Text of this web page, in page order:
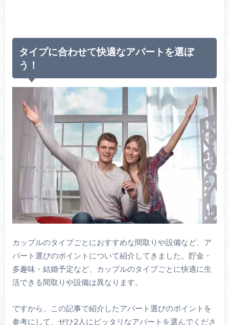
タイプに合わせて快適なアパートを選ぼ
う！
カップルのタイプごとにおすすめな間取りや設備など、ア
パート選びのポイントについて紹介してきました。貯金・
多趣味・結婚予定など、カップルのタイプごとに快適に生
活できる間取りや設備は異なります。
ですから、この記事で紹介したアパート選びのポイントを
参考にして、ぜひ2人にピッタリなアパートを選んでくださ